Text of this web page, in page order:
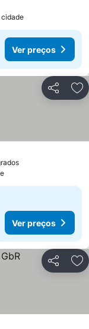
cidade
Ver preços
Partilhar
Ver preços
Partilhar